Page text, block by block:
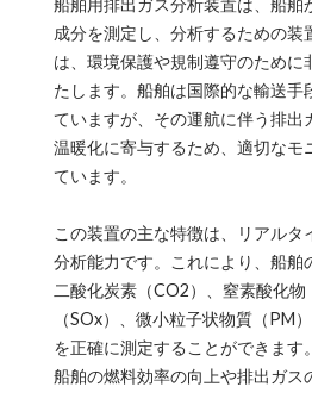
船舶用排出ガス分析装置は、船舶
成分を測定し、分析するための装
は、環境保護や規制遵守のために
たします。船舶は国際的な輸送手
ていますが、その運航に伴う排出
温暖化に寄与するため、適切なモ
ています。
この装置の主な特徴は、リアルタ
分析能力です。これにより、船舶
二酸化炭素（CO2）、窒素酸化
（SOx）、微小粒子状物質（PM
を正確に測定することができます
船舶の燃料効率の向上や排出ガス